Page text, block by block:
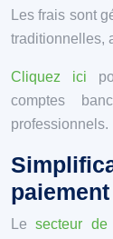
Les frais sont
traditionnelles,
Cliquez ici
comptes
professionnels.
Lesecteur de